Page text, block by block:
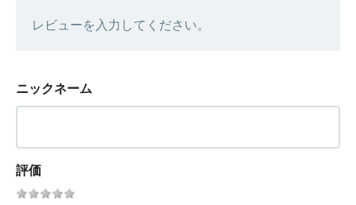
レビューを入力してください。
ニックネーム
評価